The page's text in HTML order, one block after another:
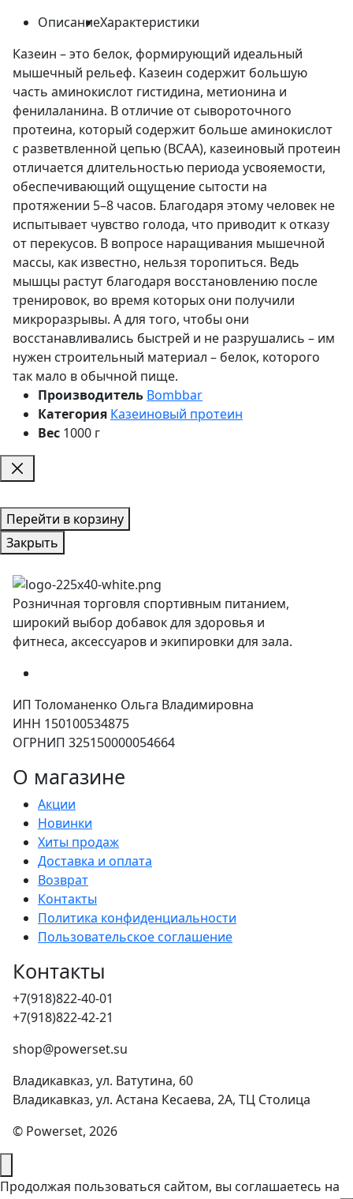
ОписаниеХарактеристики
Казеин – это белок, формирующий идеальный
мышечный рельеф. Казеин содержит большую
часть аминокислот гистидина, метионина и
фенилаланина. В отличие от сывороточного
протеина, который содержит больше аминокислот
с разветвленной цепью (BCAA), казеиновый протеин
отличается длительностью периода усвояемости,
обеспечивающий ощущение сытости на
протяжении 5–8 часов. Благодаря этому человек не
испытывает чувство голода, что приводит к отказу
от перекусов. В вопросе наращивания мышечной
массы, как известно, нельзя торопиться. Ведь
мышцы растут благодаря восстановлению после
тренировок, во время которых они получили
микроразрывы. А для того, чтобы они
восстанавливались быстрей и не разрушались – им
нужен строительный материал – белок, которого
так мало в обычной пище.
Производитель Bombbar
Категория Казеиновый протеин
Вес 1000 г
Перейти в корзину
Закрыть
Розничная торговля спортивным питанием,
широкий выбор добавок для здоровья и
фитнеса, аксессуаров и экипировки для зала.
ИП Толоманенко Ольга Владимировна
ИНН 150100534875
ОГРНИП 325150000054664
О магазине
Акции
Новинки
Хиты продаж
Доставка и оплата
Возврат
Контакты
Политика конфиденциальности
Пользовательское соглашение
Контакты
+7(918)822-40-01
+7(918)822-42-21
shop@powerset.su
Владикавказ, ул. Ватутина, 60
Владикавказ, ул. Астана Кесаева, 2А, ТЦ Столица
© Powerset, 2026
Продолжая пользоваться сайтом, вы соглашаетесь на